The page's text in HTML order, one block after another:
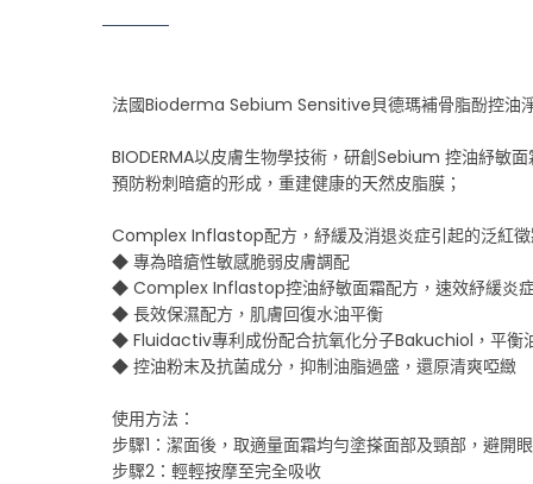
法國Bioderma Sebium Sensitive貝德瑪補骨脂酚控油
BIODERMA以皮膚生物學技術，研創Sebium 控油紓敏
預防粉刺暗瘡的形成，重建健康的天然皮脂膜；
Complex Inflastop配方，紓緩及消退炎症引起的泛紅
◆ 專為暗瘡性敏感脆弱皮膚調配
◆ Complex Inflastop控油紓敏面霜配方，速效紓緩炎
◆ 長效保濕配方，肌膚回復水油平衡
◆ Fluidactiv專利成份配合抗氧化分子Bakuchiol，平衡
◆ 控油粉末及抗菌成分，抑制油脂過盛，還原清爽啞緻
使用方法：
步驟1：潔面後，取適量面霜均勻塗搽面部及頸部，避
步驟2：輕輕按摩至完全吸收